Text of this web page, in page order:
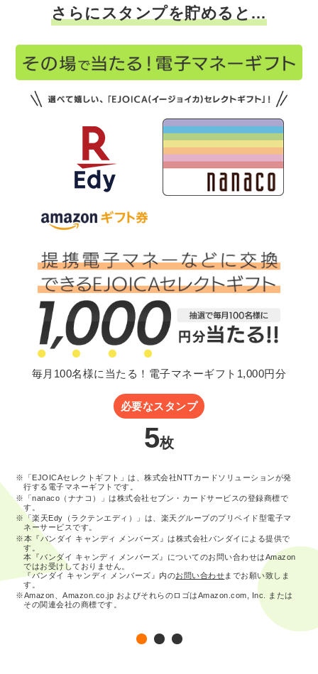
さらにスタンプを貯めると…
毎月100名様に当たる！電子マネーギフト1,000円分
必要なスタンプ
5枚
※「EJOICAセレクトギフト」は、株式会社NTTカードソリューションが発
行する電子マネーギフトです。
※「nanaco（ナナコ）」は株式会社セブン・カードサービスの登録商標で
す。
※「楽天Edy（ラクテンエディ）」は、楽天グループのプリペイド型電子マ
ネーサービスです。
※本『バンダイ キャンディ メンバーズ』は株式会社バンダイによる提供で
す。
本『バンダイ キャンディ メンバーズ』についてのお問い合わせはAmazon
ではお受けしておりません。
『バンダイ キャンディ メンバーズ』内のお問い合わせまでお願い致しま
す。
※Amazon、Amazon.co.jp およびそれらのロゴはAmazon.com, Inc. または
その関連会社の商標です。